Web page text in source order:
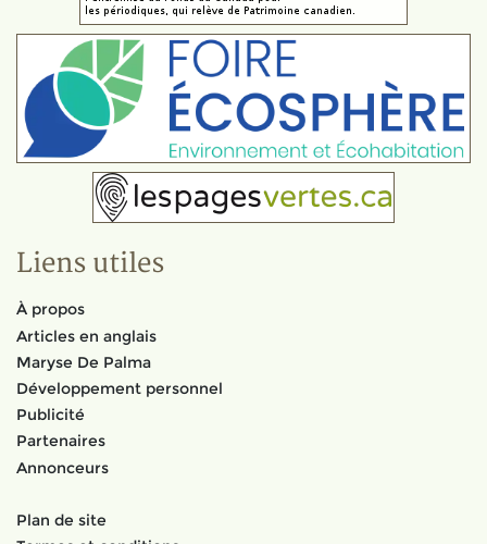
Liens utiles
À propos
Articles en anglais
Maryse De Palma
Développement personnel
Publicité
Partenaires
Annonceurs
Plan de site